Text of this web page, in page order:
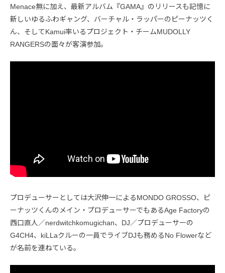
Menace無に加え、最新アルバム『GAMA』のリリースも記憶に
新しいゆるふわギャング、バーチャル・ラッパーのピーナッツく
ん、そしてKamui率いるプロジェクト・チームMUDOLLY
RANGERSの面々が客演参加。
プロデューサーとしては大沢伸一によるMONDO GROSSO、ピ
ーナッツくんのメイン・プロデューサーでもあるAge Factoryの
西口直人／nerdwitchkomugichan、DJ／プロデューサーの
G4CH4、kiLLaクルーの一員でライブDJも務めるNo Flowerなど
が名前を連ねている。